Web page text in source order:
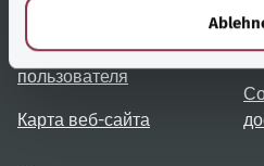
Обзор тем
Примечания для
пользователя
Карта веб-сайта